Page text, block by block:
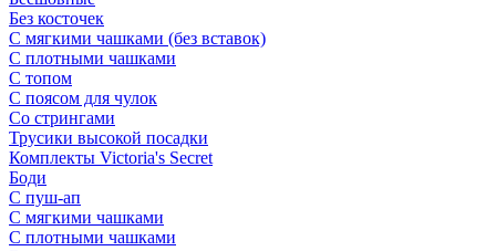
Без косточек
С мягкими чашками (без вставок)
С плотными чашками
С топом
С поясом для чулок
Со стрингами
Трусики высокой посадки
Комплекты Victoria's Secret
Боди
С пуш-ап
С мягкими чашками
С плотными чашками